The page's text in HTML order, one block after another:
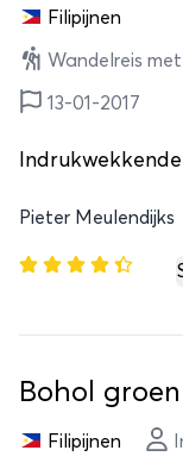
Filipijnen
Wandelreis met
13-01-2017
Pieter Meulendijks
Bohol
Filipijnen